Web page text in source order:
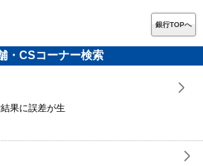
銀行TOPへ
・CSコーナー検索
果に誤差が生